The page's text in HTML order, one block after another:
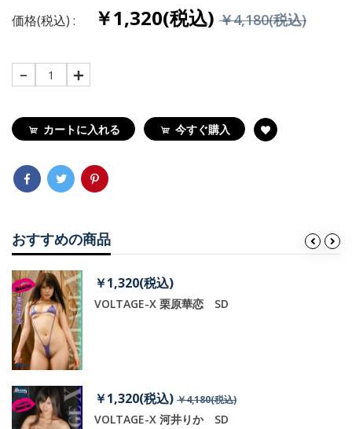
価格(税込) : ￥1,320(税込) ￥4,180(税込)
1
カートに入れる 今すぐ購入
おすすめの商品
￥1,320(税込)
VOLTAGE-X 栗原華恋 SD
￥1,320(税込) ￥4,180(税込)
VOLTAGE-X 河井りか SD